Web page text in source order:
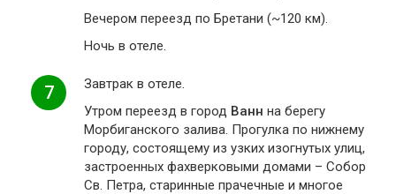
Вечером переезд по Бретани (~120 км).
Ночь в отеле.
7
Завтрак в отеле.
Утром переезд в город Ванн на берегу
Морбиганского залива. Прогулка по нижнему
городу, состоящему из узких изогнутых улиц,
застроенных фахверковыми домами – Собор
Св. Петра, старинные прачечные и многое